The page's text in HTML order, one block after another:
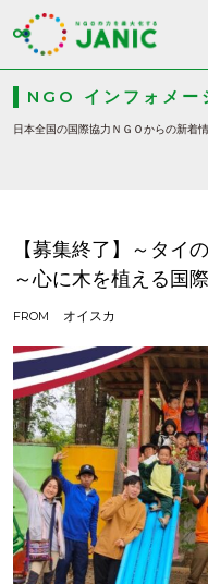
NGO インフォメー
日本全国の国際協力ＮＧＯからの新着
【募集終了】～タイ
～心に木を植える国
FROM オイスカ